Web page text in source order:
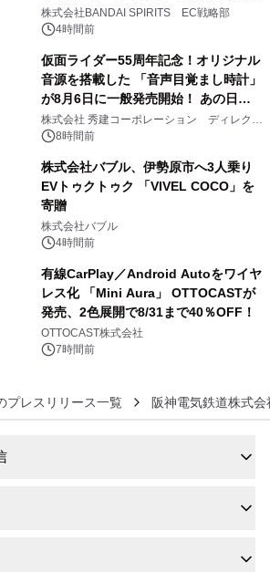
株式会社BANDAI SPIRITS EC戦略部
4時間前
仮面ライダー55周年記念！オリジナル
音源を搭載した 「音声目覚まし時計」
が8月6日に一般発売開始！ あの日の
大興奮が今甦る
株式会社 秀建コーポレーション ディレクト
アートギャラリー
8時間前
株式会社バブル、伊勢原市へ3人乗り
EVトゥクトゥク 「VIVEL COCO」を
寄贈
株式会社バブル
4時間前
有線CarPlay／Android Autoをワイヤ
レス化 「Mini Aura」 OTTOCASTが
発売、2色展開で8/31まで40％OFF！
OTTOCAST株式会社
7時間前
プレスリリース一覧 阪神電気鉄道株式会